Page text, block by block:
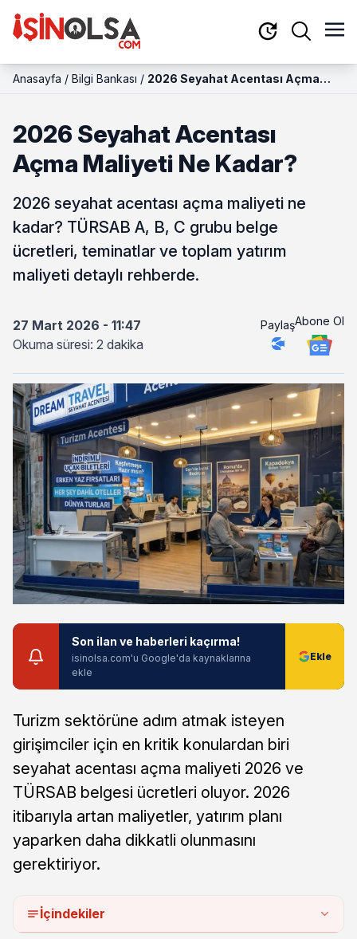
Anasayfa / Bilgi Bankası / 2026 Seyahat Acentası Açma
2026 Seyahat Acentası
Açma Maliyeti Ne Kadar?
2026 seyahat acentası açma maliyeti ne
kadar? TÜRSAB A, B, C grubu belge
ücretleri, teminatlar ve toplam yatırım
maliyeti detaylı rehberde.
27 Mart 2026 - 11:47
Okuma süresi: 2 dakika
PaylaşAbone Ol
Son ilan ve haberleri kaçırma!
isinolsa.com'u Google'da kaynaklarına
ekle
Turizm sektörüne adım atmak isteyen
girişimciler için en kritik konulardan biri
seyahat acentası açma maliyeti 2026 ve
TÜRSAB belgesi ücretleri oluyor. 2026
itibarıyla artan maliyetler, yatırım planı
yaparken daha dikkatli olunmasını
gerektiriyor.
İçindekiler